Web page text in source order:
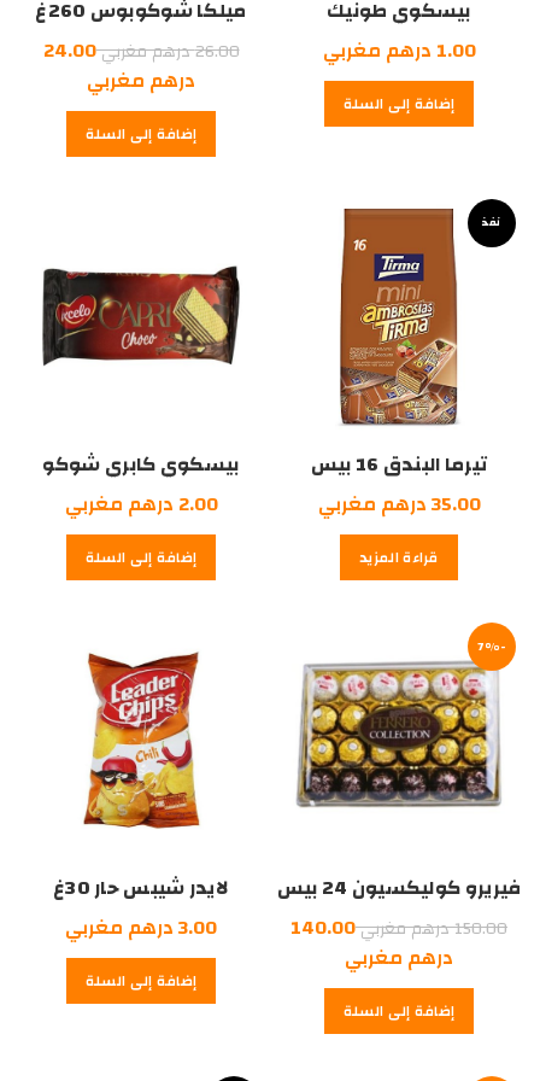
بيسكوي طونيك
1.00 درهم مغربي
إضافة إلى السلة
ميلكا شوكوبوس 260غ
26.00درهم مغربيالسعر
الأصلي
هو:
26.00
24.00
درهم مغربي
الحالي
هو:إضافة إلى السلة
نفذ
تيرما البندق 16 بيس
35.00درهم مغربي
قراءة المزيد
بيسكوي كابري شوكو
2.00 درهم مغربي
إضافة إلى السلة
-7%
فيريرو كوليكسيون 24 بيس
150.00درهم مغربيالسعر
الأصلي
هو:
150.00
140.00
درهم مغربي
الحالي
هو:إضافة إلى السلة
لايدر شيبس حار 30غ
3.00درهم مغربي
إضافة إلى السلة